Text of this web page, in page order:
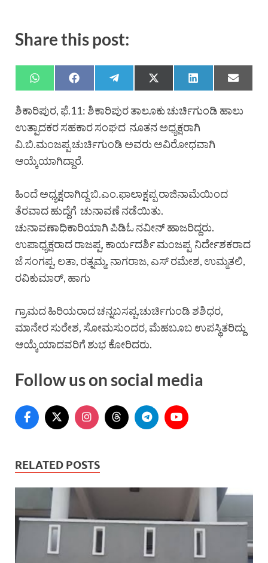
Share this post:
ಶಿಕಾರಿಪುರ, ಫೆ.11: ಶಿಕಾರಿಪುರ ತಾಲೂಕು ಚುರ್ಚಿಗುಂಡಿ ಹಾಲು
ಉತ್ಪಾದಕರ ಸಹಕಾರ ಸಂಘದ ನೂತನ ಅಧ್ಯಕ್ಷರಾಗಿ
ವಿ.ಬಿ.ಮಂಜಪ್ಪ ಚುರ್ಚಿಗುಂಡಿ ಅವರು ಅವಿರೋಧವಾಗಿ
ಆಯ್ಕೆಯಾಗಿದ್ದಾರೆ.
ಹಿಂದೆ ಅಧ್ಯಕ್ಷರಾಗಿದ್ದ ಬಿ.ಎಂ.ಫಾಲಾಕ್ಷಪ್ಪ ರಾಜಿನಾಮೆಯಿಂದ
ತೆರವಾದ ಹುದ್ದೆಗೆ ಚುನಾವಣೆ ನಡೆಯಿತು.
ಚುನಾವಣಾಧಿಕಾರಿಯಾಗಿ ಪಿಡಿಓ ನವೀನ್ ಹಾಜರಿದ್ದರು.
ಉಪಾಧ್ಯಕ್ಷರಾದ ರಾಜಪ್ಪ, ಕಾರ್ಯದರ್ಶಿ ಮಂಜಪ್ಪ ನಿರ್ದೇಶಕರಾದ
ಜೆ ಸಂಗಪ್ಪ, ಲತಾ, ರತ್ನಮ್ಮ, ನಾಗರಾಜ, ಎಸ್ ರಮೇಶ, ಉಮ್ಮತಲಿ,
ರವಿಕುಮಾರ್, ಹಾಗು
ಗ್ರಾಮದ ಹಿರಿಯರಾದ ಚನ್ನಬಸಪ್ಪ,ಚುರ್ಚಿಗುಂಡಿ ಶಶಿಧರ,
ಮಾನೇರ ಸುರೇಶ, ಸೋಮಸುಂದರ, ಮೆಹಬೂಬ ಉಪಸ್ಥಿತರಿದ್ದು
ಆಯ್ಕೆಯಾದವರಿಗೆ ಶುಭ ಕೋರಿದರು.
Follow us on social media
RELATED POSTS